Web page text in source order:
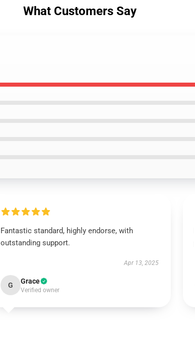
What Customers Say
Fantastic standard, highly endorse, with
outstanding support.
Apr 13, 2025
G Grace
Verified owner